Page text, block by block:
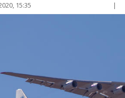
15:35 |